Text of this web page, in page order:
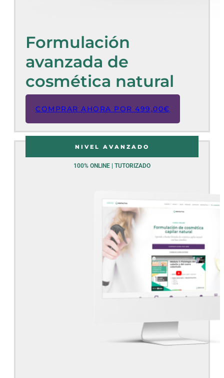
Formulación
avanzada de
cosmética natural
COMPRAR AHORA POR 499,00€
NIVEL AVANZADO
100% ONLINE | TUTORIZADO